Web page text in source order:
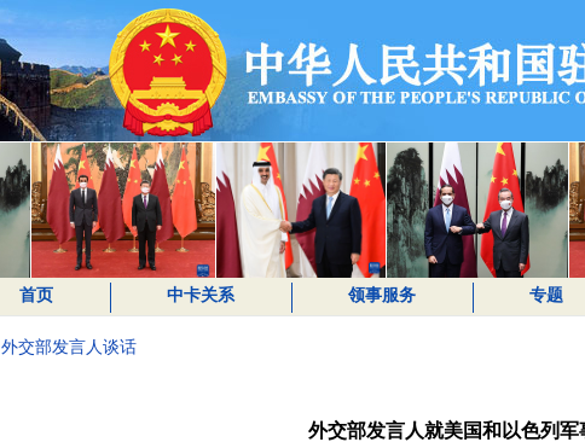
首页 中卡关系 领事服务 专题
外交部发言人谈话
外交部发言人就美国和以色列军